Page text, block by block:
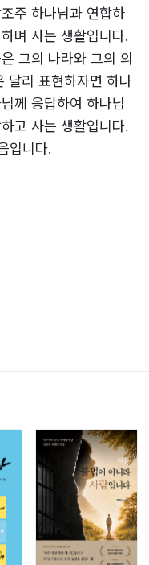
을 엉뚱한 곳에서 찾
의 삶에 완전한 선을
한 선을 알 수도 행할
에서도 완전치 못한
제해결을 위해 야합
)의 정의관
단어
선을 약육강식의 서열
옳음(義)에 대한 논
이므로 약육강식의 질
주 하나님과 연합하
며 사는 생활입니다.
그의 나라와 그의 의
달리 표현하자면 하나
께 응답하여 하나님
고 사는 생활입니다.
입니다.